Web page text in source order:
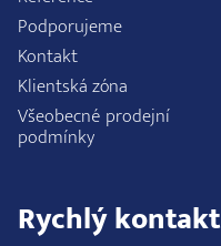
Podporujeme
Kontakt
Klientská zóna
Všeobecné prodejní
podmínky
Rychlý kontakt